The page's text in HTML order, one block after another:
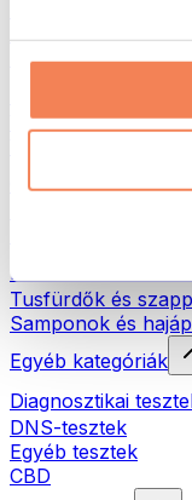
Úszás
Túrázás
Vörösfény-terápia
Öko háztartás
Natúrkozmetikumok
Tusfürdők és
Samponok és
Egyéb kategóriák
Diagnosztikai
DNS-tesztek
Egyéb tesztek
CBD